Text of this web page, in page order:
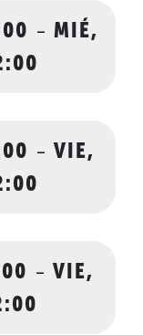
-MIÉ,
-VIE,
-VIE,